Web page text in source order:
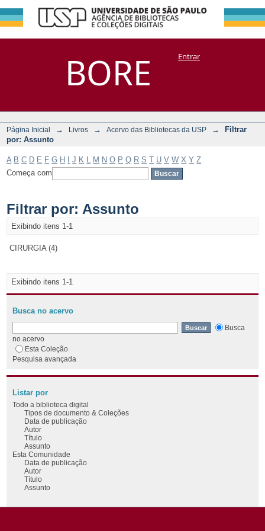
BORE
Filtrar por:
Assunto
DSpace/Manakin + CoriscoEntrar
Página Inicial → Livros → Acervo das Bibliotecas da USP →
Filtrar
por: Assunto
A B C D E F G H J K M N O P Q R S T U V W X Y Z
Começa com
Filtrar por: Assunto
Exibindo itens 1-1
CIRURGIA (4)
Exibindo itens 1-1
Busca no acervo
Busca
no acervo
Esta Coleção
Pesquisa avançada
Listar por
Todo a biblioteca digital
Tipos de documento & Coleções
Data de publicação
Autor
Título
Assunto
Esta Comunidade
Data de publicação
Autor
Título
Assunto